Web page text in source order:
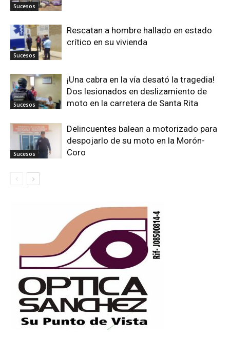
Sucesos
Sucesos
Rescatan a hombre hallado en estado
crítico en su vivienda
Sucesos
¡Una cabra en la vía desató la tragedia!
Dos lesionados en deslizamiento de
moto en la carretera de Santa Rita
Sucesos
Delincuentes balean a motorizado para
despojarlo de su moto en la Morón-
Coro